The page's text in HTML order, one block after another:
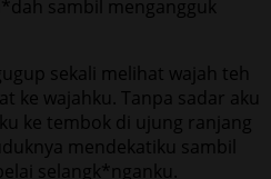
sambil mengangguk
sekali melihat wajah teh
ke wajahku. Tanpa sadar aku
ke tembok di ujung ranjang
mendekatiku sambil
selangk*nganku.